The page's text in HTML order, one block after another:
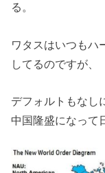
る。
ワタスはいつもハ
してるのですが、
デフォルトもなし
中国隆盛になって